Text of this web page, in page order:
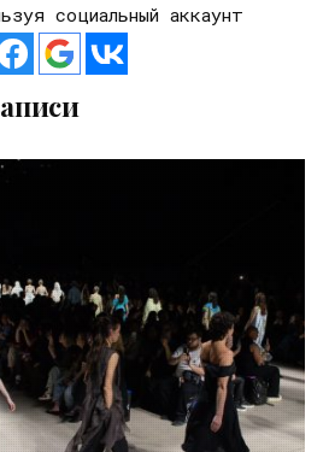
социальный аккаунт